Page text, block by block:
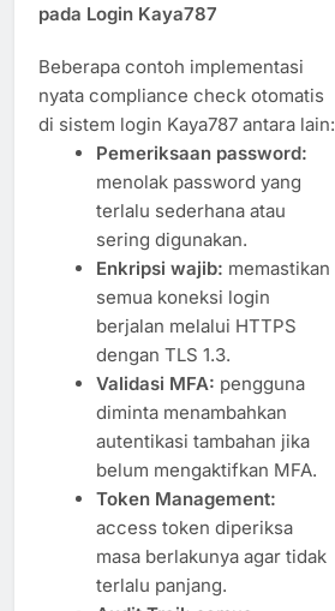
pada Login Kaya787
Beberapa contoh implementasi
nyata compliance check otomatis
di sistem login Kaya787 antara lain:
Pemeriksaan password:
menolak password yang
terlalu sederhana atau
sering digunakan.
Enkripsi wajib: memastikan
semua koneksi login
berjalan melalui HTTPS
dengan TLS 1.3.
Validasi MFA: pengguna
diminta menambahkan
autentikasi tambahan jika
belum mengaktifkan MFA.
Token Management:
access token diperiksa
masa berlakunya agar tidak
terlalu panjang.